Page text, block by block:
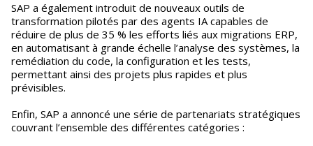
SAP a également introduit de nouveaux outils de
transformation pilotés par des agents IA capables de
réduire de plus de 35 % les efforts liés aux migrations ERP,
en automatisant à grande échelle l’analyse des systèmes, la
remédiation du code, la configuration et les tests,
permettant ainsi des projets plus rapides et plus
prévisibles.
Enfin, SAP a annoncé une série de partenariats stratégiques
couvrant l’ensemble des différentes catégories :